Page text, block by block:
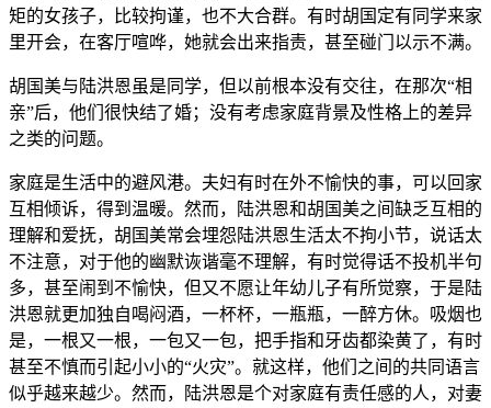
矩的女孩子，比较拘谨，也不大合群。有时胡国定有同学来家
里开会，在客厅喧哗，她就会出来指责，甚至碰门以示不满。
胡国美与陆洪恩虽是同学，但以前根本没有交往，在那次“相
亲”后，他们很快结了婚；没有考虑家庭背景及性格上的差异
之类的问题。
家庭是生活中的避风港。夫妇有时在外不愉快的事，可以回家
互相倾诉，得到温暖。然而，陆洪恩和胡国美之间缺乏互相的
理解和爱抚，胡国美常会埋怨陆洪恩生活太不拘小节，说话太
不注意，对于他的幽默诙谐毫不理解，有时觉得话不投机半句
多，甚至闹到不愉快，但又不愿让年幼儿子有所觉察，于是陆
洪恩就更加独自喝闷酒，一杯杯，一瓶瓶，一醉方休。吸烟也
是，一根又一根，一包又一包，把手指和牙齿都染黄了，有时
甚至不慎而引起小小的“火灾”。就这样，他们之间的共同语言
似乎越来越少。然而，陆洪恩是个对家庭有责任感的人，对妻